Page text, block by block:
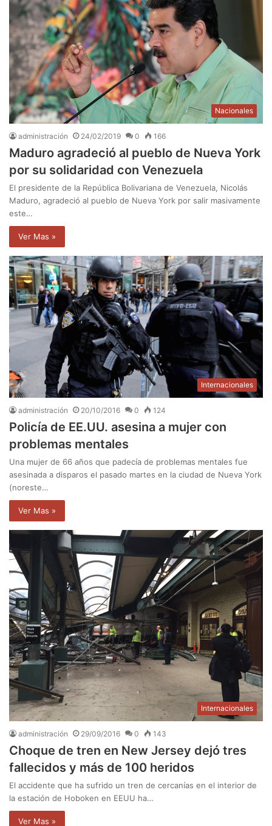
Nacionales
administración 24/02/2019 0 166
Maduro agradeció al pueblo de Nueva York
por su solidaridad con Venezuela
El presidente de la República Bolivariana de Venezuela, Nicolás
Maduro, agradeció al pueblo de Nueva York por salir masivamente
este…
Ver Mas »
Internacionales
administración 20/10/2016 0 124
Policía de EE.UU. asesina a mujer con
problemas mentales
Una mujer de 66 años que padecía de problemas mentales fue
asesinada a disparos el pasado martes en la ciudad de Nueva York
(noreste…
Ver Mas »
Internacionales
administración 29/09/2016 0 143
Choque de tren en New Jersey dejó tres
fallecidos y más de 100 heridos
El accidente que ha sufrido un tren de cercanías en el interior de
la estación de Hoboken en EEUU ha…
Ver Mas »